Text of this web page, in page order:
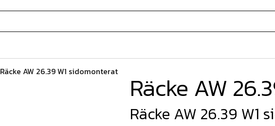
Räcke AW 26.39 W1 sidomonterat Räcke AW
Räcke AW 26.39 W1